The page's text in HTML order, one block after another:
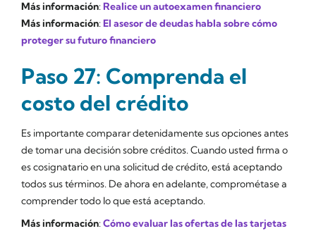
Más información: Realice un autoexamen financiero
Más información: El asesor de deudas habla sobre cómo
proteger su futuro financiero
Paso 27: Comprenda el
costo del crédito
Es importante comparar detenidamente sus opciones antes
de tomar una decisión sobre créditos. Cuando usted firma o
es cosignatario en una solicitud de crédito, está aceptando
todos sus términos. De ahora en adelante, comprométase a
comprender todo lo que está aceptando.
Más información: Cómo evaluar las ofertas de las tarjetas